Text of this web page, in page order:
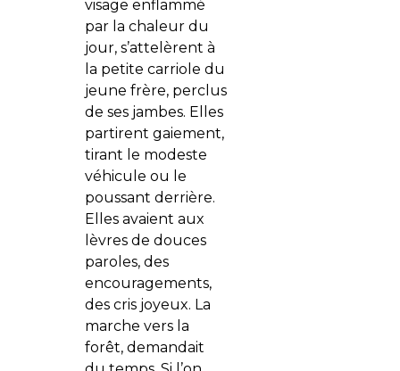
visage enflammé
par la chaleur du
jour, s’attelèrent à
la petite carriole du
jeune frère, perclus
de ses jambes. Elles
partirent gaiement,
tirant le modeste
véhicule ou le
poussant derrière.
Elles avaient aux
lèvres de douces
paroles, des
encouragements,
des cris joyeux. La
marche vers la
forêt, demandait